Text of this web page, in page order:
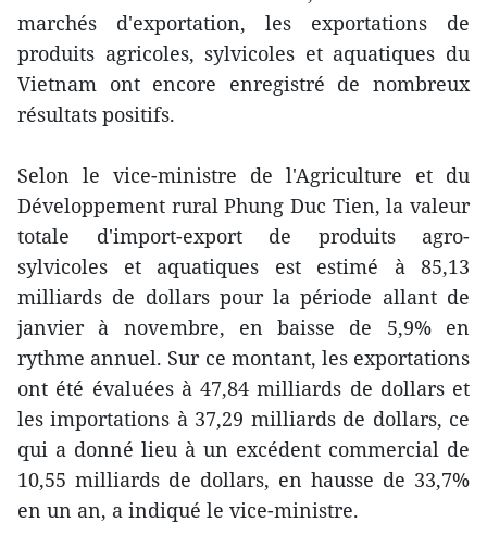
marchés d'exportation, les exportations de
produits agricoles, sylvicoles et aquatiques du
Vietnam ont encore enregistré de nombreux
résultats positifs.
Selon le vice-ministre de l'Agriculture et du
Développement rural Phung Duc Tien, la valeur
totale d'import-export de produits agro-
sylvicoles et aquatiques est estimé à 85,13
milliards de dollars pour la période allant de
janvier à novembre, en baisse de 5,9% en
rythme annuel. Sur ce montant, les exportations
ont été évaluées à 47,84 milliards de dollars et
les importations à 37,29 milliards de dollars, ce
qui a donné lieu à un excédent commercial de
10,55 milliards de dollars, en hausse de 33,7%
en un an, a indiqué le vice-ministre.